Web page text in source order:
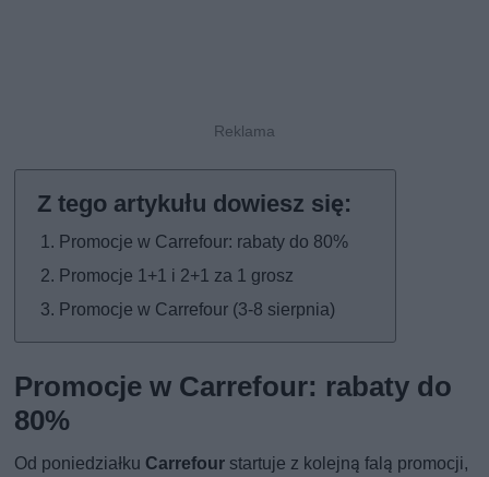
Promocje w Carrefour: rabaty do 80%
Promocje 1+1 i 2+1 za 1 grosz
Promocje w Carrefour (3-8 sierpnia)
Promocje w Carrefour: rabaty do
80%
Od poniedziałku Carrefour startuje z kolejną falą promocji,